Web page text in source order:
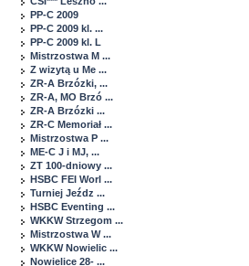
PP-C 2009
PP-C 2009 kl. ...
PP-C 2009 kl. L
Mistrzostwa M ...
Z wizytą u Me ...
ZR-A Brzózki, ...
ZR-A, MO Brzó ...
ZR-A Brzózki ...
ZR-C Memoriał ...
Mistrzostwa P ...
ME-C J i MJ, ...
ZT 100-dniowy ...
HSBC FEI Worl ...
Turniej Jeźdz ...
HSBC Eventing ...
WKKW Strzegom ...
Mistrzostwa W ...
WKKW Nowielic ...
Nowielice 28- ...